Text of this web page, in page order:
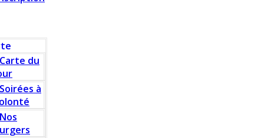
Carte du
Soirées à
Nos